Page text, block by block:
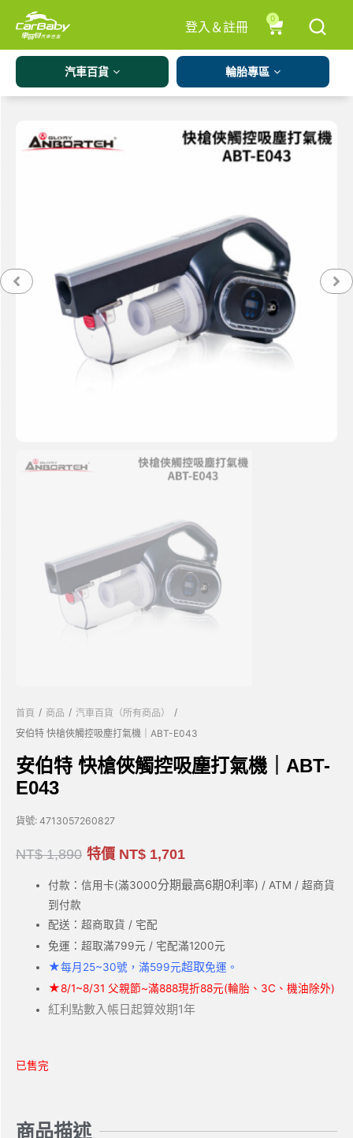
登入＆註冊
0
汽車百貨 輪胎專區
首頁 / 商品 / 汽車百貨（所有商品）
/
安伯特 快槍俠觸控吸塵打氣機｜ABT-E043
安伯特 快槍俠觸控吸塵打氣機｜ABT-
E043
貨號: 4713057260827
NT$1,890 特價 NT$ 1,701
付款：信用卡(滿3000分期最高6期0利率) / ATM / 超商貨
到付款
配送：超商取貨 / 宅配
免運：超取滿799元 / 宅配滿1200元
★每月25~30號，滿599元超取免運。
★8/1~8/31 父親節~滿888現折88元(輪胎、3C、機油除外)
紅利點數入帳日起算效期1年
已售完
商品描述